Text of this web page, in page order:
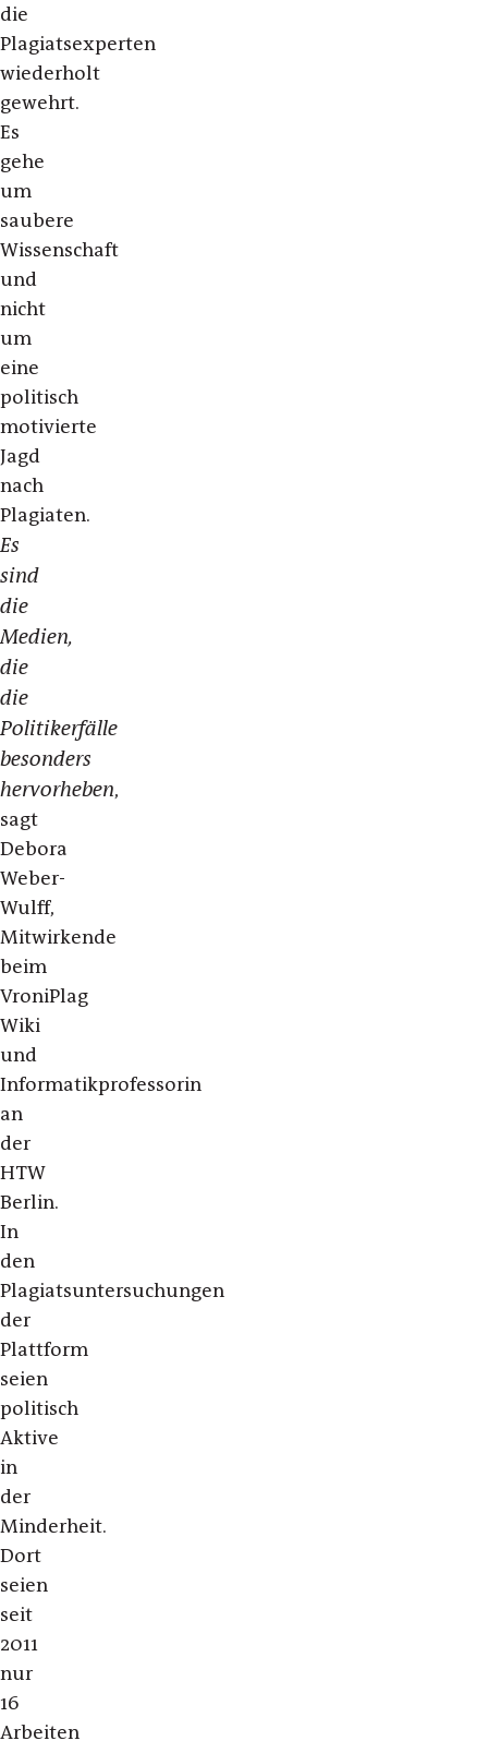
die
Plagiatsexperten
wiederholt
gewehrt.
Es
gehe
um
saubere
Wissenschaft
und
nicht
um
eine
politisch
motivierte
Jagd
nach
Plagiaten.
Es
sind
die
Medien,
die
die
Politikerfälle
besonders
hervorheben,
sagt
Debora
Weber-
Wulff,
Mitwirkende
beim
VroniPlag
Wiki
und
Informatikprofessorin
an
der
HTW
Berlin.
In
den
Plagiatsuntersuchungen
der
Plattform
seien
politisch
Aktive
in
der
Minderheit.
Dort
seien
seit
2011
nur
16
Arbeiten